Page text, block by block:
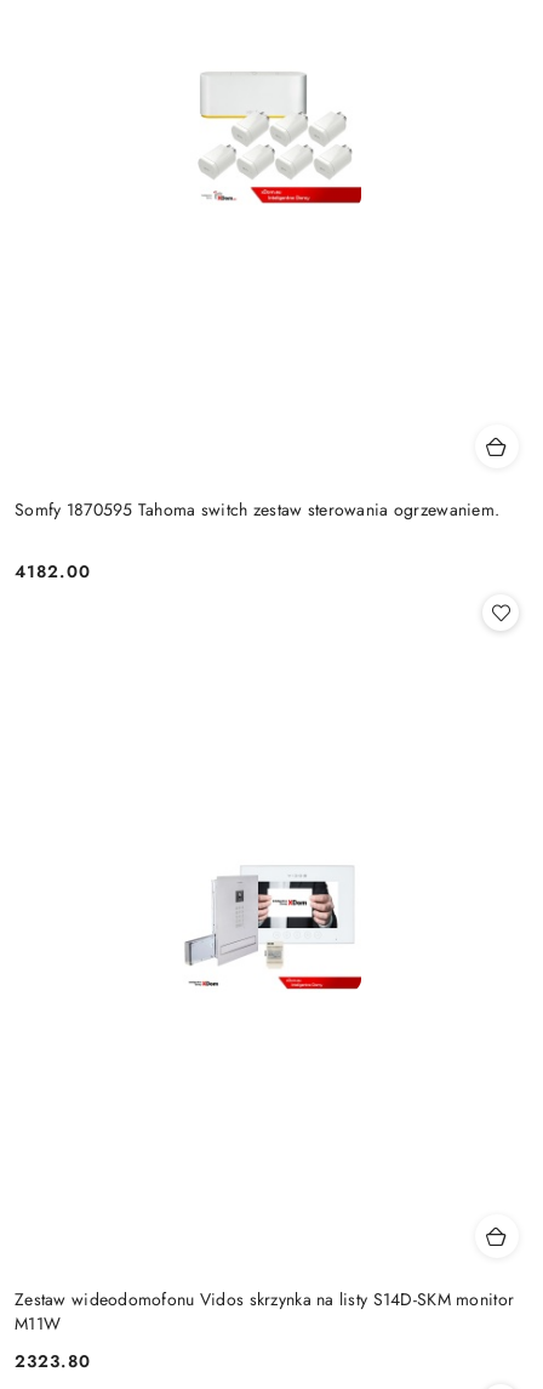
Somfy 1870595 Tahoma switch zestaw sterowania ogrzewaniem.
Cena:
4182.00
Zestaw wideodomofonu Vidos skrzynka na listy S14D-SKM monitor
M11W
Cena:
2323.80